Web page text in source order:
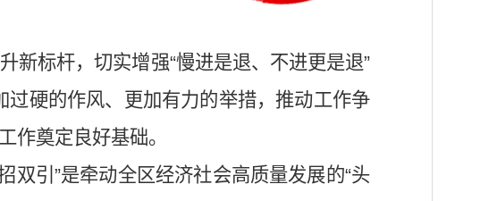
新标杆，切实增强“慢进是退、不进更是退”
硬的作风、更加有力的举措，推动工作争
作奠定良好基础。
双引”是牵动全区经济社会高质量发展的“头